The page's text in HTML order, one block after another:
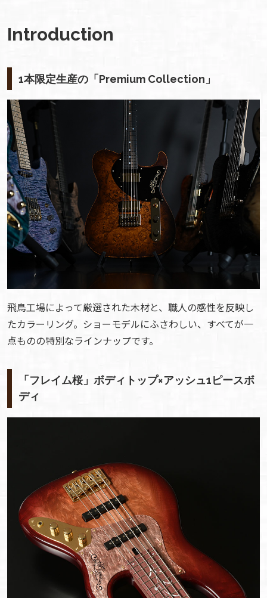
Introduction
1本限定生産の「Premium Collection」
飛鳥工場によって厳選された木材と、職人の感性を反映し
たカラーリング。ショーモデルにふさわしい、すべてが一
点ものの特別なラインナップです。
「フレイム桜」ボディトップ×アッシュ1ピースボ
ディ